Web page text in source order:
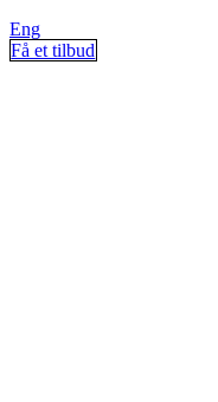
Eng
Få et tilbud